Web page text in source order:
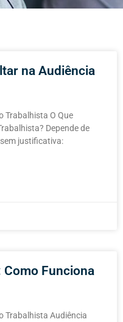
na Audiência
Trabalhista O Que
Depende de
justificativa:
Funciona
Trabalhista Audiência